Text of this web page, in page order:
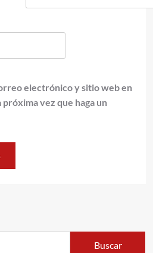
electrónico y sitio web en
vez que haga un
Buscar